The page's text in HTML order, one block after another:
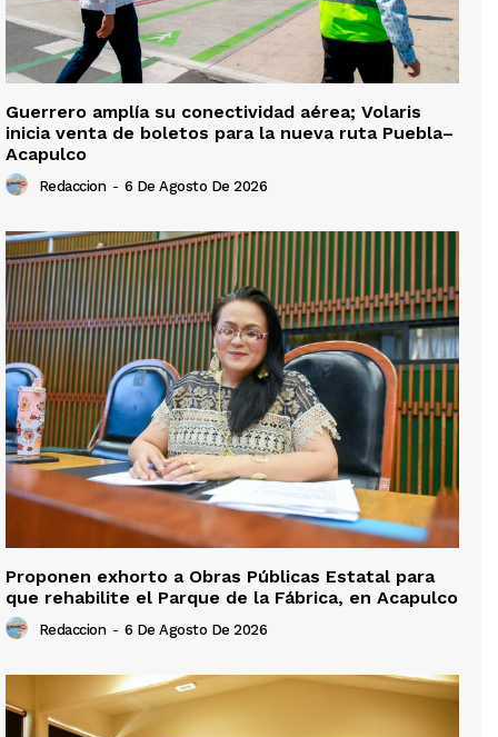
Guerrero amplía su conectividad aérea; Volaris
inicia venta de boletos para la nueva ruta Puebla–
Acapulco
Redaccion - 6 De Agosto De 2026
Proponen exhorto a Obras Públicas Estatal para
que rehabilite el Parque de la Fábrica, en Acapulco
Redaccion - 6 De Agosto De 2026